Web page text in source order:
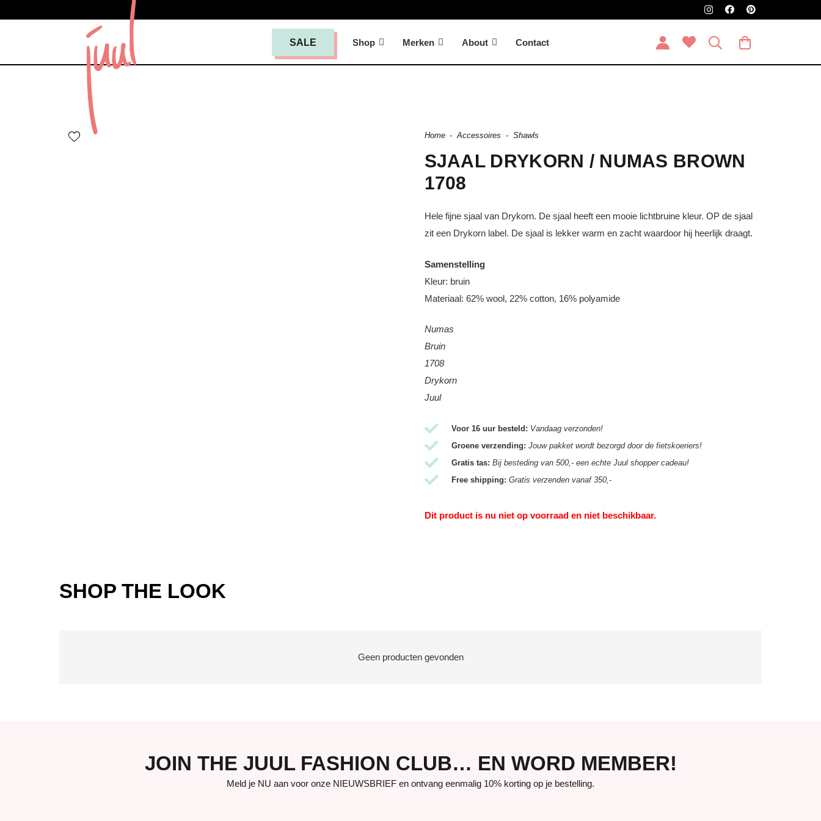
SALE Shop Merken About Contact
Home - Accessoires - Shawls
SJAAL DRYKORN / NUMAS BROWN
1708
Hele fijne sjaal van Drykorn. De sjaal heeft een mooie lichtbruine kleur. OP de sjaal
zit een Drykorn label. De sjaal is lekker warm en zacht waardoor hij heerlijk draagt.
Samenstelling
Kleur: bruin
Materiaal: 62% wool, 22% cotton, 16% polyamide
Numas
Bruin
1708
Drykorn
Juul
Voor 16 uur besteld: Vandaag verzonden!
Groene verzending: Jouw pakket wordt bezorgd door de fietskoeriers!
Gratis tas: Bij besteding van 500,- een echte Juul shopper cadeau!
Free shipping: Gratis verzenden vanaf 350,-
Dit product is nu niet op voorraad en niet beschikbaar.
SHOP THE LOOK
Geen producten gevonden
JOIN THE JUUL FASHION CLUB… EN WORD MEMBER!
Meld je NU aan voor onze NIEUWSBRIEF en ontvang eenmalig 10% korting op je bestelling.